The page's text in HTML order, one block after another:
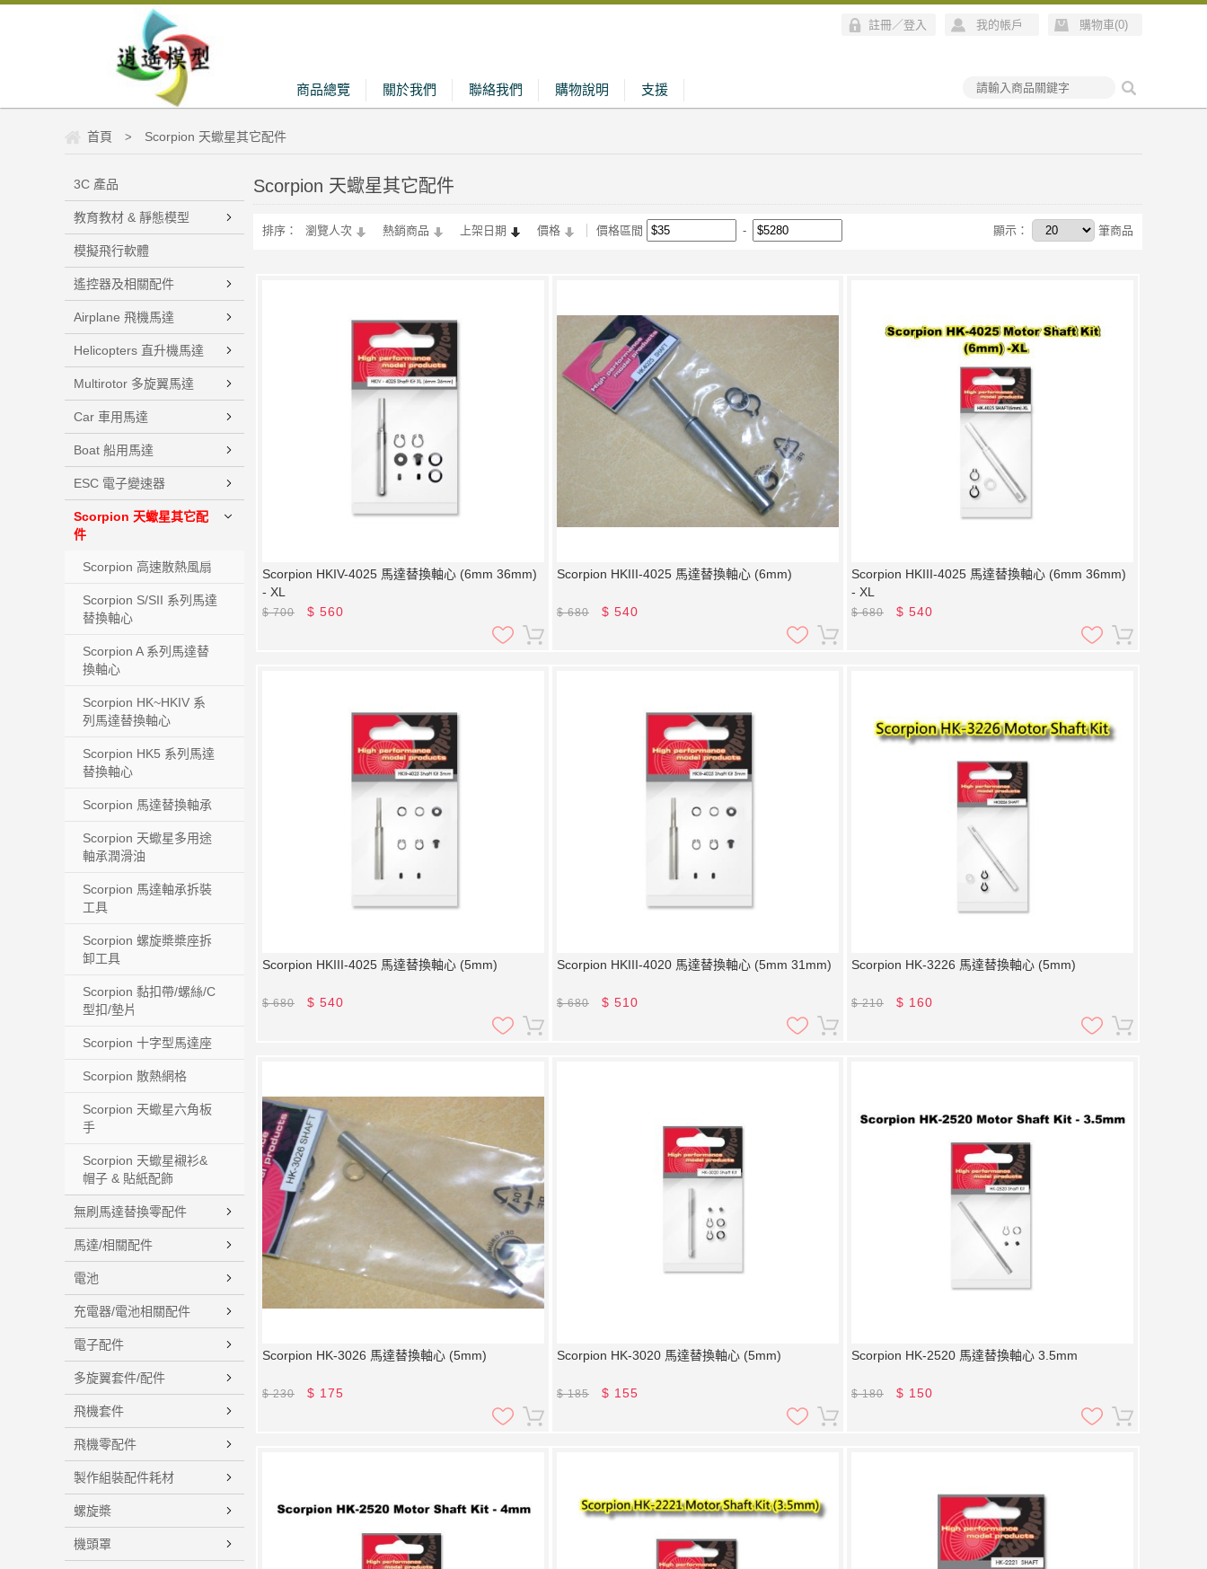
購物車(0)
我的帳戶
註冊／登入
商品總覽 關於我們 聯絡我們 購物說明 支援
首頁 > Scorpion 天蠍星其它配件
3C 產品
教育教材 & 靜態模型
模擬飛行軟體
遙控器及相關配件
Airplane 飛機馬達
Helicopters 直升機馬達
Multirotor 多旋翼馬達
Car 車用馬達
Boat 船用馬達
ESC 電子變速器
Scorpion 天蠍星其它配
件
Scorpion 高速散熱風扇
Scorpion S/SII 系列馬達
替換軸心
Scorpion A 系列馬達替
換軸心
Scorpion HK~HKIV 系
列馬達替換軸心
Scorpion HK5 系列馬達
替換軸心
Scorpion 馬達替換軸承
Scorpion 天蠍星多用途
軸承潤滑油
Scorpion 馬達軸承拆裝
工具
Scorpion 螺旋槳槳座拆
卸工具
Scorpion 黏扣帶/螺絲/C
型扣/墊片
Scorpion 十字型馬達座
Scorpion 散熱網格
Scorpion 天蠍星六角板
手
Scorpion 天蠍星襯衫&
帽子 & 貼紙配飾
無刷馬達替換零配件
馬達/相關配件
電池
充電器/電池相關配件
電子配件
多旋翼套件/配件
飛機套件
飛機零配件
製作組裝配件耗材
螺旋槳
機頭罩
Scorpion 天蠍星其它配件
排序： 瀏覽人次 熱銷商品 上架日期 價格 價格區間 顯示： 筆商品
Scorpion HKIV-4025 馬達替換軸心 (6mm 36mm)
- XL
$700 $ 560
Scorpion HKIII-4025 馬達替換軸心 (6mm)
$680 $ 540
Scorpion HKIII-4025 馬達替換軸心 (6mm 36mm)
- XL
$680 $ 540
Scorpion HKIII-4025 馬達替換軸心 (5mm)
$680 $ 540
Scorpion HKIII-4020 馬達替換軸心 (5mm 31mm)
$680 $ 510
Scorpion HK-3226 馬達替換軸心 (5mm)
$210 $ 160
Scorpion HK-3026 馬達替換軸心 (5mm)
$230 $ 175
Scorpion HK-3020 馬達替換軸心 (5mm)
$185 $ 155
Scorpion HK-2520 馬達替換軸心 3.5mm
$180 $ 150